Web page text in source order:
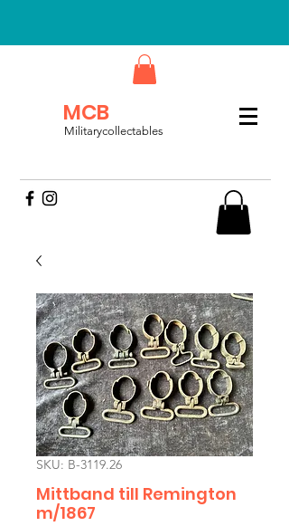
MCB
Militarycollectables
SKU: B-3119.26
Mittband till Remington
m/1867